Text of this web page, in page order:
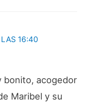
16:40
bonito, acogedor
Maribel y su